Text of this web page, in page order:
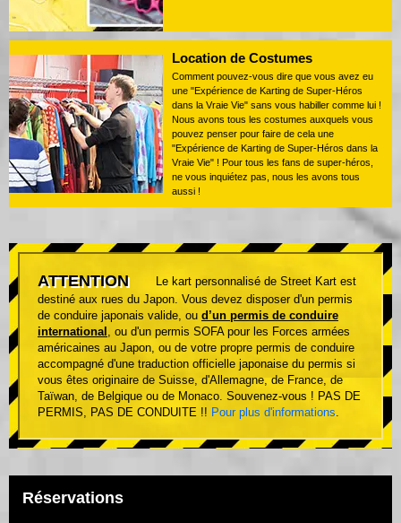
Location de Costumes
Comment pouvez-vous dire que vous avez eu
une "Expérience de Karting de Super-Héros
dans la Vraie Vie" sans vous habiller comme lui !
Nous avons tous les costumes auxquels vous
pouvez penser pour faire de cela une
"Expérience de Karting de Super-Héros dans la
Vraie Vie" ! Pour tous les fans de super-héros,
ne vous inquiétez pas, nous les avons tous
aussi !
ATTENTION
Le kart personnalisé de Street Kart est
destiné aux rues du Japon. Vous devez disposer d'un permis
de conduire japonais valide, ou d’un permis de conduire
international , ou d'un permis SOFA pour les Forces armées
américaines au Japon, ou de votre propre permis de conduire
accompagné d'une traduction officielle japonaise du permis si
vous êtes originaire de Suisse, d'Allemagne, de France, de
Taïwan, de Belgique ou de Monaco. Souvenez-vous ! PAS DE
PERMIS, PAS DE CONDUITE !! Pour plus d'informations.
Réservations